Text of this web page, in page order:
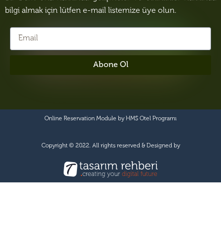
bilgi almak için lütfen e-mail listemize üye olun.
Abone Ol
Online Reservation Module by HMS Otel Programı
Copyright © 2022. All rights reserved & Designed by